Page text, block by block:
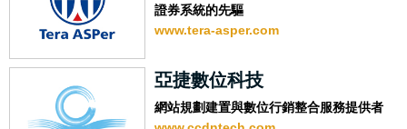
證券系統的先驅
www.tera-asper.com
亞捷數位科技
網站規劃建置與數位行銷整合服務提供者